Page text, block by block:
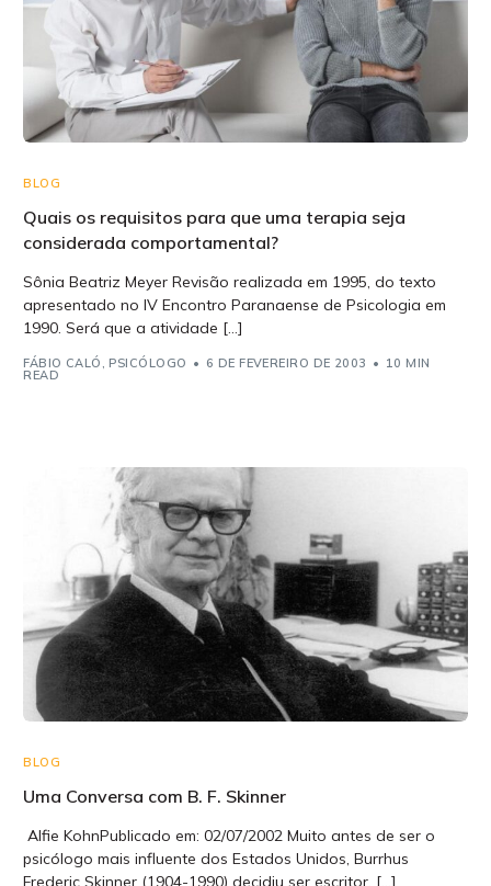
BLOG
Quais os requisitos para que uma terapia seja
considerada comportamental?
Sônia Beatriz Meyer Revisão realizada em 1995, do texto
apresentado no IV Encontro Paranaense de Psicologia em
1990. Será que a atividade […]
FÁBIO CALÓ, PSICÓLOGO 6 DE FEVEREIRO DE 2003 10 MIN
READ
BLOG
Uma Conversa com B. F. Skinner
Alfie KohnPublicado em: 02/07/2002 Muito antes de ser o
psicólogo mais influente dos Estados Unidos, Burrhus
Frederic Skinner (1904-1990) decidiu ser escritor. […]